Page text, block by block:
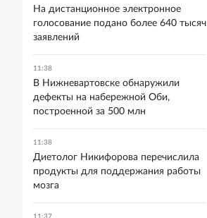
На дистанционное электронное
голосование подано более 640 тысяч
заявлений
11:38
В Нижневартовске обнаружили
дефекты на набережной Оби,
построенной за 500 млн
11:38
Диетолог Никифорова перечислила
продукты для поддержания работы
мозга
11:37